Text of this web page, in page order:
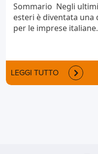
Sommario Negli
esteri è diventata
per le imprese
LEGGI TUTTO